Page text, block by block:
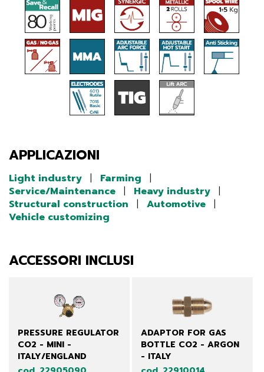
APPLICAZIONI
Light industry | Farming
|
Service/Maintenance | Heavy industry |
Structural construction
| Automotive |
Vehicle customizing
ACCESSORI INCLUSI
PRESSURE REGULATOR
CO2 - MINI -
ITALY/ENGLAND
ADAPTOR FOR GAS
BOTTLE CO2 - ARGON
- ITALY